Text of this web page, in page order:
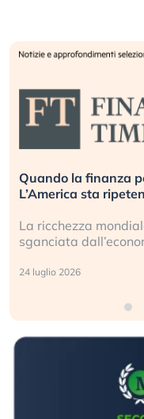
Quando la finanza
L’America sta
La ricchezza
sganciata
24 luglio 2026